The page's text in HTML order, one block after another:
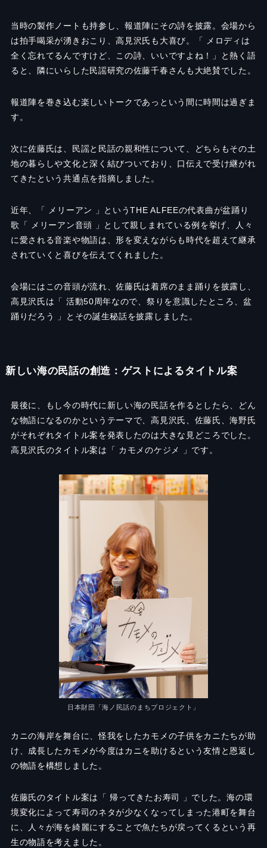
当時の製作ノートも持参し、報道陣にその詩を披露。会場から
は拍手喝采が湧きおこり、高見沢氏も大喜び。「 メロディは
全く忘れてるんですけど、この詩、いいですよね！」と熱く語
ると、隣にいらした民謡研究の佐藤千春さんも大絶賛でした。
報道陣を巻き込む楽しいトークであっという間に時間は過ぎま
す。
次に佐藤氏は、民謡と民話の親和性について、どちらもその土
地の暮らしや文化と深く結びついており、口伝えで受け継がれ
てきたという共通点を指摘しました。
近年、「 メリーアン 」というTHE ALFEEの代表曲が盆踊り
歌「 メリーアン音頭 」として親しまれている例を挙げ、人々
に愛される音楽や物語は、形を変えながらも時代を超えて継承
されていくと喜びを伝えてくれました。
会場にはこの音頭が流れ、佐藤氏は着席のまま踊りを披露し、
高見沢氏は「 活動50周年なので、祭りを意識したところ、盆
踊りだろう 」とその誕生秘話を披露しました。
新しい海の民話の創造：ゲストによるタイトル案
最後に、もし今の時代に新しい海の民話を作るとしたら、どん
な物語になるのかというテーマで、高見沢氏、佐藤氏、海野氏
がそれぞれタイトル案を発表したのは大きな見どころでした。
高見沢氏のタイトル案は「 カモメのケジメ 」です。
日本財団「海ノ民話のまちプロジェクト」
カニの海岸を舞台に、怪我をしたカモメの子供をカニたちが助
け、成長したカモメが今度はカニを助けるという友情と恩返し
の物語を構想しました。
佐藤氏のタイトル案は「 帰ってきたお寿司 」でした。海の環
境変化によって寿司のネタが少なくなってしまった港町を舞台
に、人々が海を綺麗にすることで魚たちが戻ってくるという再
生の物語を考えました。